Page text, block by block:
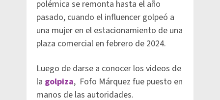
polémica se remonta hasta el año
pasado, cuando el influencer golpeó a
una mujer en el estacionamiento de una
plaza comercial en febrero de 2024.
Luego de darse a conocer los videos de
la golpiza, Fofo Márquez fue puesto en
manos de las autoridades.